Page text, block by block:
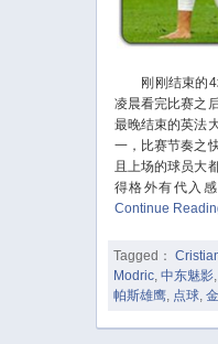
刚刚结束的4
凌晨看完比赛之
最晚结束的英法
一，比赛节奏之
且上场的球员大
得格外有代入
Continue
Tagged：
Modric,中东魅影
帕斯雄鹰, 点球,